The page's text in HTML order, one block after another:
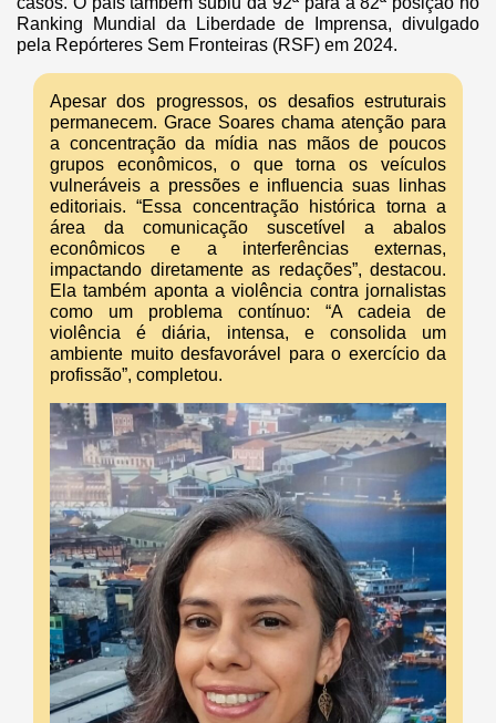
Ranking Mundial da Liberdade de Imprensa, divulgado
pela Repórteres Sem Fronteiras (RSF) em 2024.
Apesar dos progressos, os desafios estruturais
permanecem. Grace Soares chama atenção para
a concentração da mídia nas mãos de poucos
grupos econômicos, o que torna os veículos
vulneráveis a pressões e influencia suas linhas
editoriais. “Essa concentração histórica torna a
área da comunicação suscetível a abalos
econômicos e a interferências externas,
impactando diretamente as redações”, destacou.
Ela também aponta a violência contra jornalistas
como um problema contínuo: “A cadeia de
violência é diária, intensa, e consolida um
ambiente muito desfavorável para o exercício da
profissão”, completou.